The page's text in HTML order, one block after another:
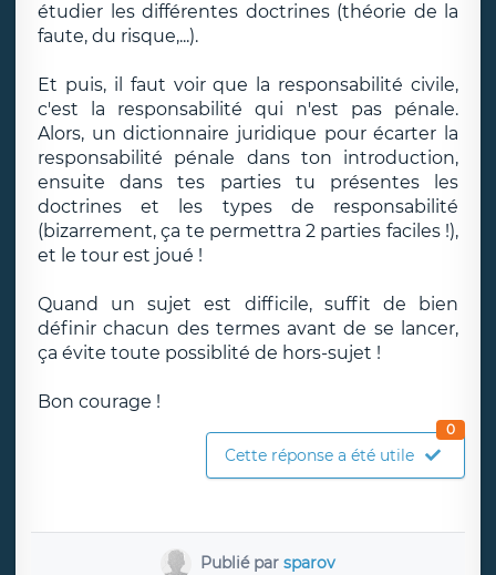
étudier les différentes doctrines (théorie de la
faute, du risque,...).
Et puis, il faut voir que la responsabilité civile,
c'est la responsabilité qui n'est pas pénale.
Alors, un dictionnaire juridique pour écarter la
responsabilité pénale dans ton introduction,
ensuite dans tes parties tu présentes les
doctrines et les types de responsabilité
(bizarrement, ça te permettra 2 parties faciles !),
et le tour est joué !
Quand un sujet est difficile, suffit de bien
définir chacun des termes avant de se lancer,
ça évite toute possiblité de hors-sujet !
Bon courage !
Cette réponse a été utile
0
Publié par sparov